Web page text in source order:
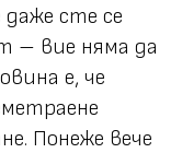
даже сте се
– вие няма да
е, че
Понеже вече